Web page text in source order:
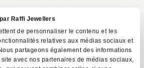
Raffi Jewellers
de personnaliser le contenu et les
relatives aux médias sociaux et
partageons également des informations
avec nos partenaires de médias sociaux,